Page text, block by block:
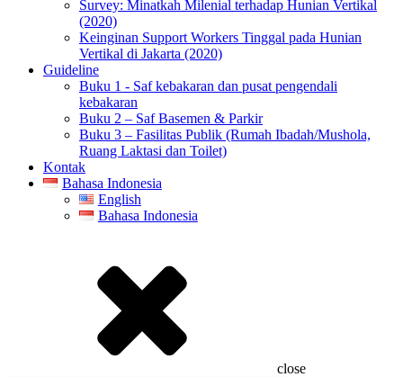
Survey: Minatkah Milenial terhadap Hunian Vertikal
(2020)
Keinginan Support Workers Tinggal pada Hunian
Vertikal di Jakarta (2020)
Guideline
Buku 1 - Saf kebakaran dan pusat pengendali
kebakaran
Buku 2 – Saf Basemen & Parkir
Buku 3 – Fasilitas Publik (Rumah Ibadah/Mushola,
Ruang Laktasi dan Toilet)
Kontak
Bahasa Indonesia
English
Bahasa Indonesia
close